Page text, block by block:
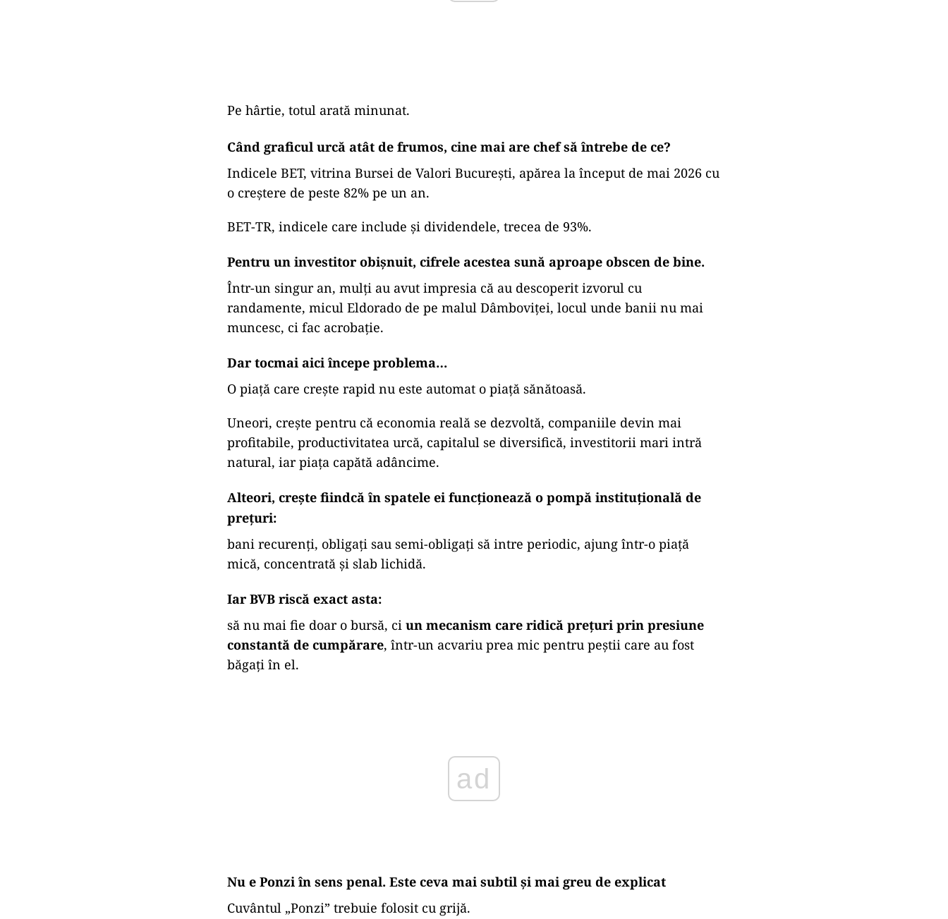
Pe hârtie, totul arată minunat.
Când graficul urcă atât de frumos, cine mai are chef să întrebe de ce?
Indicele BET, vitrina Bursei de Valori București, apărea la început de mai 2026 cu
o creștere de peste 82% pe un an.
BET-TR, indicele care include și dividendele, trecea de 93%.
Pentru un investitor obișnuit, cifrele acestea sună aproape obscen de bine.
Într-un singur an, mulți au avut impresia că au descoperit izvorul cu
randamente, micul Eldorado de pe malul Dâmboviței, locul unde banii nu mai
muncesc, ci fac acrobație.
Dar tocmai aici începe problema…
O piață care crește rapid nu este automat o piață sănătoasă.
Uneori, crește pentru că economia reală se dezvoltă, companiile devin mai
profitabile, productivitatea urcă, capitalul se diversifică, investitorii mari intră
natural, iar piața capătă adâncime.
Alteori, crește fiindcă în spatele ei funcționează o pompă instituțională de
prețuri:
bani recurenți, obligați sau semi-obligați să intre periodic, ajung într-o piață
mică, concentrată și slab lichidă.
Iar BVB riscă exact asta:
să nu mai fie doar o bursă, ci un mecanism care ridică prețuri prin presiune
constantă de cumpărare, într-un acvariu prea mic pentru peștii care au fost
băgați în el.
ad
Nu e Ponzi în sens penal. Este ceva mai subtil și mai greu de explicat
Cuvântul „Ponzi” trebuie folosit cu grijă.